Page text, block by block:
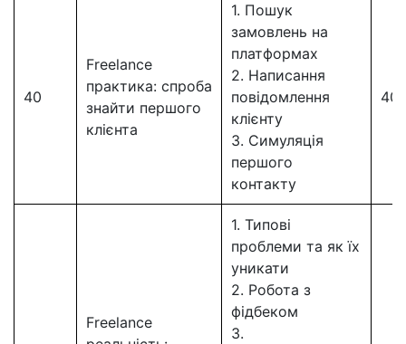
40
Freelance
практика: спроба
знайти першого
клієнта
1. Пошук
замовлень на
платформах
2. Написання
повідомлення
клієнту
3. Симуляція
першого
контакту
40
Freelance
1. Типові
проблеми та як їх
уникати
2. Робота з
фідбеком
3.